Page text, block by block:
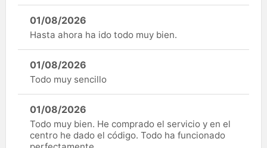
01/08/2026
Hasta ahora ha ido todo muy bien.
01/08/2026
Todo muy sencillo
01/08/2026
Todo muy bien. He comprado el servicio y en el
centro he dado el código. Todo ha funcionado